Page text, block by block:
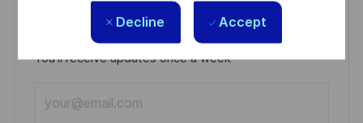
Decline Accept
Get notified for similar jobs
You'll receive updates once a week
Email